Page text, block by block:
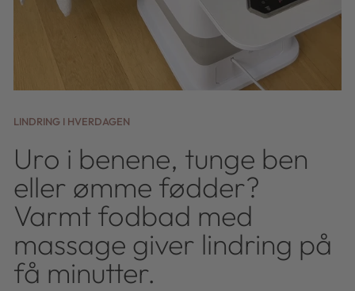
LINDRING I HVERDAGEN
Uro i benene, tunge ben
eller ømme fødder?
Varmt fodbad med
massage giver lindring på
få minutter.